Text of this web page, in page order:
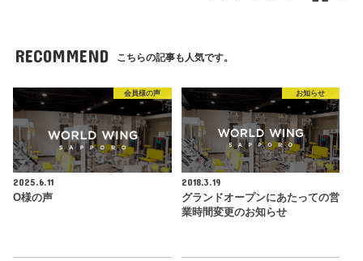
RECOMMEND こちらの記事も人気です。
会員様の声
2025.6.11
O様の声
お知らせ
2018.3.19
グランドオープンにあたっての営
業時間変更のお知らせ